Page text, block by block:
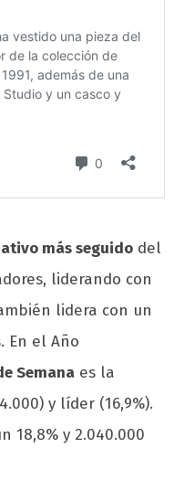
más seguido del
liderando con
lidera con un
En el Año
Semana es la
y líder (16,9%).
18,8% y 2.040.000